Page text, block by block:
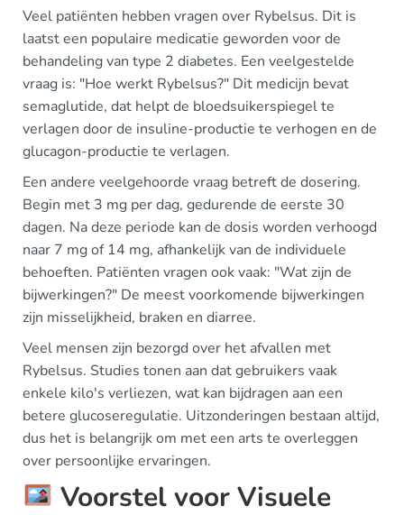
Veel patiënten hebben vragen over Rybelsus. Dit is
laatst een populaire medicatie geworden voor de
behandeling van type 2 diabetes. Een veelgestelde
vraag is: "Hoe werkt Rybelsus?" Dit medicijn bevat
semaglutide, dat helpt de bloedsuikerspiegel te
verlagen door de insuline-productie te verhogen en de
glucagon-productie te verlagen.
Een andere veelgehoorde vraag betreft de dosering.
Begin met 3 mg per dag, gedurende de eerste 30
dagen. Na deze periode kan de dosis worden verhoogd
naar 7 mg of 14 mg, afhankelijk van de individuele
behoeften. Patiënten vragen ook vaak: "Wat zijn de
bijwerkingen?" De meest voorkomende bijwerkingen
zijn misselijkheid, braken en diarree.
Veel mensen zijn bezorgd over het afvallen met
Rybelsus. Studies tonen aan dat gebruikers vaak
enkele kilo's verliezen, wat kan bijdragen aan een
betere glucoseregulatie. Uitzonderingen bestaan altijd,
dus het is belangrijk om met een arts te overleggen
over persoonlijke ervaringen.
Voorstel voor Visuele